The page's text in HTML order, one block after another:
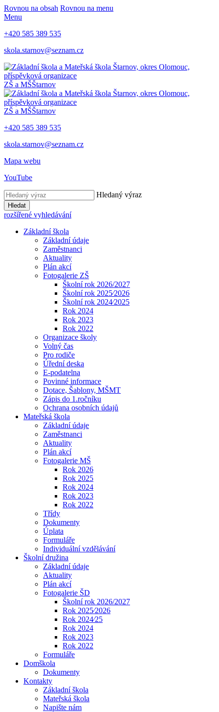
Rovnou na obsah Rovnou na menu
Menu
+420 585 389 535
skola.starnov@seznam.cz
ZŠ a MŠŠtarnov
ZŠ a MŠŠtarnov
+420 585 389 535
skola.starnov@seznam.cz
Mapa webu
YouTube
Hledaný výraz
Hledat
rozšířené vyhledávání
Základní škola
Základní údaje
Zaměstnanci
Aktuality
Plán akcí
Fotogalerie ZŠ
Školní rok 2026/2027
Školní rok 2025⁄2026
Školní rok 2024⁄2025
Rok 2024
Rok 2023
Rok 2022
Organizace školy
Volný čas
Pro rodiče
Úřední deska
E-podatelna
Povinné informace
Dotace, Šablony, MŠMT
Zápis do 1.ročníku
Ochrana osobních údajů
Mateřská škola
Základní údaje
Zaměstnanci
Aktuality
Plán akcí
Fotogalerie MŠ
Rok 2026
Rok 2025
Rok 2024
Rok 2023
Rok 2022
Třídy
Dokumenty
Úplata
Formuláře
Individuální vzdělávání
Školní družina
Základní údaje
Aktuality
Plán akcí
Fotogalerie ŠD
Školní rok 2026/2027
Rok 2025⁄2026
Rok 2024⁄25
Rok 2024
Rok 2023
Rok 2022
Formuláře
Domškola
Dokumenty
Kontakty
Základní škola
Mateřská škola
Napište nám